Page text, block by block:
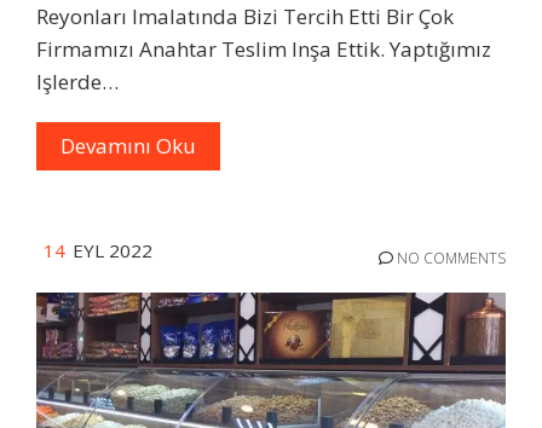
Reyonları Imalatında Bizi Tercih Etti Bir Çok
Firmamızı Anahtar Teslim Inşa Ettik. Yaptığımız
Işlerde…
Devamını Oku
14 EYL 2022 NO COMMENTS